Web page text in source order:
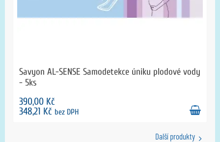
Savyon AL-SENSE Samodetekce úniku plodové vody
- 5ks
390,00 Kč
348,21 Kč bez DPH
Další produkty